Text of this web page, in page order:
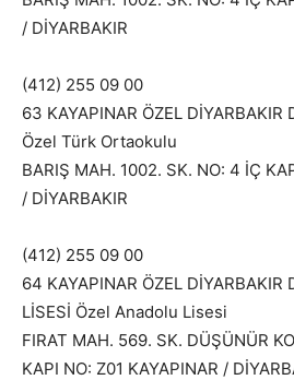
/ DİYARBAKIR
(412) 255 09 00
63 KAYAPINAR ÖZEL DİYARBAKIR
Özel Türk Ortaokulu
BARIŞ MAH. 1002. SK. NO: 4 İÇ
/ DİYARBAKIR
(412) 255 09 00
64 KAYAPINAR ÖZEL DİYARBAKIR
LİSESİ Özel Anadolu Lisesi
FIRAT MAH. 569. SK. DÜŞÜNÜR
KAPI NO: Z01 KAYAPINAR /